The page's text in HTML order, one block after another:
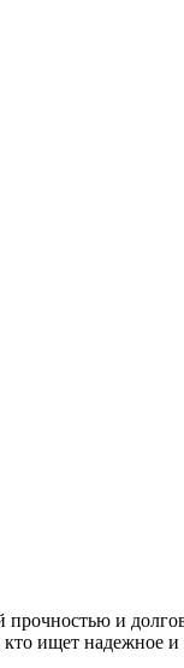
прочностью и
кто ищет надежное